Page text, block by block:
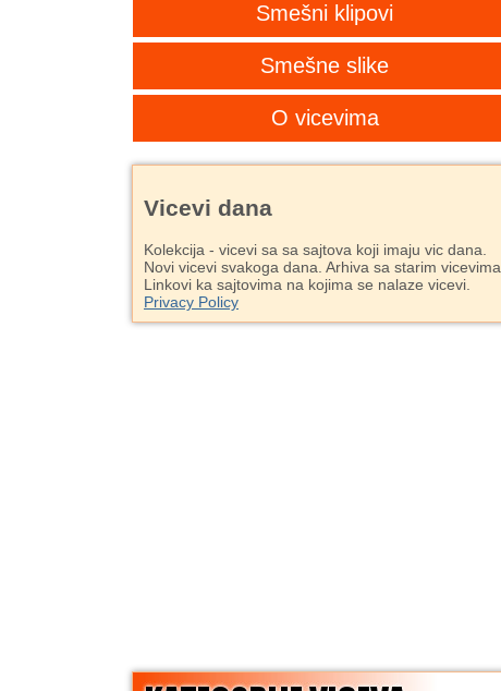
Smešni klipovi
Smešne slike
O vicevima
Vicevi dana
Kolekcija - vicevi sa sa sajtova koji imaju vic dana.
Novi vicevi svakoga dana. Arhiva sa starim vicevima.
Linkovi ka sajtovima na kojima se nalaze vicevi.
Privacy Policy